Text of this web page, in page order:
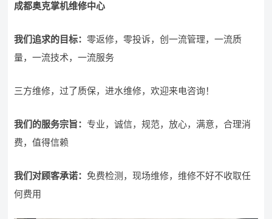
成都奥克掌机维修中心
我们追求的目标：零返修，零投诉，创一流管理，一流质
量，一流技术，一流服务
三方维修，过了质保，进水维修，欢迎来电咨询！
我们的服务宗旨：专业，诚信，规范，放心，满意，合理消
费，值得信赖
我们对顾客承诺： 免费检测，现场维修，维修不好不收取任
何费用